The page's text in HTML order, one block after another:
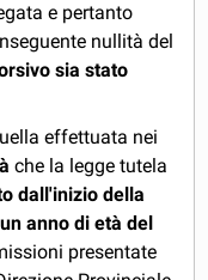
e pertanto
nullità del
sia stato
effettuata nei
che la legge tutela
dall'inizio della
anno di età del
presentate